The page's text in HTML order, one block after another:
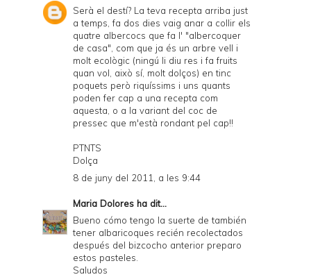
Serà el destí? La teva recepta arriba just
a temps, fa dos dies vaig anar a collir els
quatre albercocs que fa l' "albercoquer
de casa", com que ja és un arbre vell i
molt ecològic (ningú li diu res i fa fruits
quan vol, això sí, molt dolços) en tinc
poquets però riquíssims i uns quants
poden fer cap a una recepta com
aquesta, o a la variant del coc de
pressec que m'està rondant pel cap!!
PTNTS
Dolça
8 de juny del 2011, a les 9:44
Maria Dolores ha dit...
Bueno cómo tengo la suerte de también
tener albaricoques recién recolectados
después del bizcocho anterior preparo
estos pasteles.
Saludos